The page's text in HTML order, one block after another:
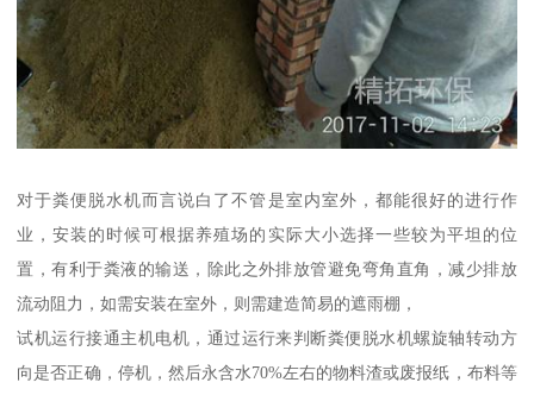
对于粪便脱水机而言说白了不管是室内室外，都能很好的进行作
业，安装的时候可根据养殖场的实际大小选择一些较为平坦的位
置，有利于粪液的输送，除此之外排放管避免弯角直角，减少排放
流动阻力，如需安装在室外，则需建造简易的遮雨棚，
试机运行接通主机电机，通过运行来判断粪便脱水机螺旋轴转动方
向是否正确，停机，然后永含水70%左右的物料渣或废报纸，布料等